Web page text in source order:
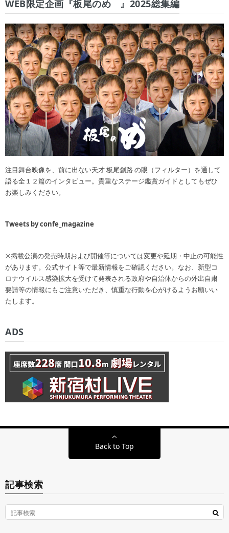
WEB限定企画『板尾のめ゙』2025総集編
注目舞台映像を、前に出ない天才 板尾創路 の眼（フィルター）を通して
語る全１２篇のインタビュー。貴重なステージ鑑賞ガイドとしてもぜひ
お楽しみください。
Tweets by confe_magazine
※掲載公演の発売時期および開催等については変更や延期・中止の可能性
があります。公式サイト等で最新情報をご確認ください。なお、新型コ
ロナウイルス感染拡大を受けて発表される政府や自治体からの外出自粛
要請等の情報にもご注意いただき、慎重な行動を心がけるようお願いい
たします。
ADS
Back to Top
記事検索